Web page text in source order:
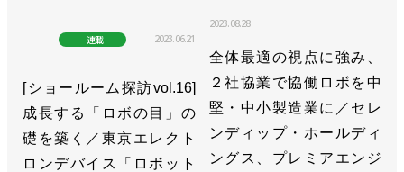
連載 2023.06.21
[ショールーム探訪vol.16]
成長する「ロボの目」の
礎を築く／東京エレクト
ロンデバイス「ロボット
2023.08.28
全体最適の視点に強み、
２社協業で協働ロボを中
堅・中小製造業に／セレ
ンディップ・ホールディ
ングス、プレミアエンジ